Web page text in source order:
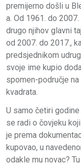
premijerno došli u
a. Od 1961. do
drugo njihov glavni
od 2007. do 2017.,
predsjednikom
svoje ime kupio
spomen-područje
kvadrata.
U samo četiri
se radi o čovjeku
je prema
kupovao, u
odakle mu novac?